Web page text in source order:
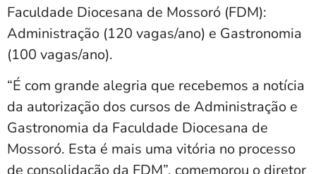
Faculdade Diocesana de Mossoró (FDM):
Administração (120 vagas/ano) e Gastronomia
(100 vagas/ano).
“É com grande alegria que recebemos a notícia
da autorização dos cursos de Administração e
Gastronomia da Faculdade Diocesana de
Mossoró. Esta é mais uma vitória no processo
de consolidação da FDM”, comemorou o diretor